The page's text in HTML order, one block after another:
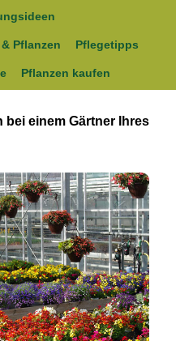
Pflanzen Pflegetipps
Pflanzen kaufen
bei einem Gärtner Ihres